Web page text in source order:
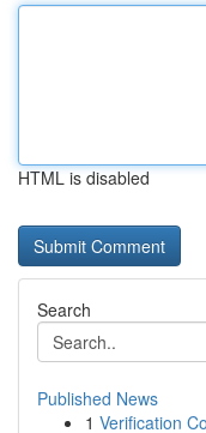
HTML is disabled
Search
Published News
1 Verification